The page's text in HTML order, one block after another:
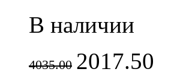
В наличии
4035.00 2017.50